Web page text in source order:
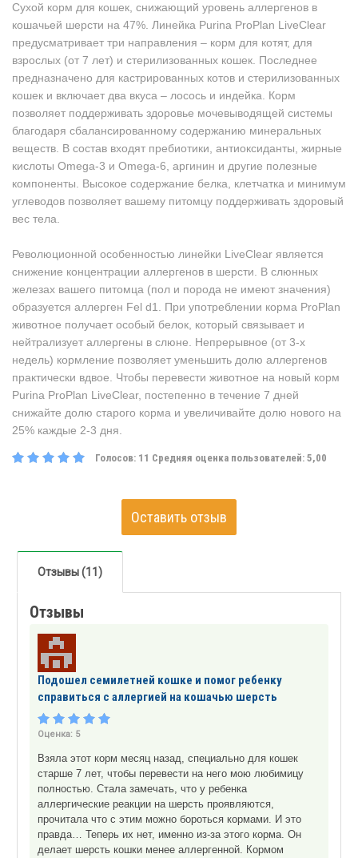
Сухой корм для кошек, снижающий уровень аллергенов в
кошачьей шерсти на 47%. Линейка Purina ProPlan LiveClear
предусматривает три направления – корм для котят, для
взрослых (от 7 лет) и стерилизованных кошек. Последнее
предназначено для кастрированных котов и стерилизованных
кошек и включает два вкуса – лосось и индейка. Корм
позволяет поддерживать здоровье мочевыводящей системы
благодаря сбалансированному содержанию минеральных
веществ. В состав входят пребиотики, антиоксиданты, жирные
кислоты Omega-3 и Omega-6, аргинин и другие полезные
компоненты. Высокое содержание белка, клетчатка и минимум
углеводов позволяет вашему питомцу поддерживать здоровый
вес тела.
Революционной особенностью линейки LiveClear является
снижение концентрации аллергенов в шерсти. В слюнных
железах вашего питомца (пол и порода не имеют значения)
образуется аллерген Fel d1. При употреблении корма ProPlan
животное получает особый белок, который связывает и
нейтрализует аллергены в слюне. Непрерывное (от 3-х
недель) кормление позволяет уменьшить долю аллергенов
практически вдвое. Чтобы перевести животное на новый корм
Purina ProPlan LiveClear, постепенно в течение 7 дней
снижайте долю старого корма и увеличивайте долю нового на
25% каждые 2-3 дня.
Голосов: 11 Средняя оценка пользователей: 5,00
Оставить отзыв
Отзывы (11)
Отзывы
Подошел семилетней кошке и помог ребенку
справиться с аллергией на кошачью шерсть
Оценка: 5
Взяла этот корм месяц назад, специально для кошек
старше 7 лет, чтобы перевести на него мою любимицу
полностью. Стала замечать, что у ребенка
аллергические реакции на шерсть проявляются,
прочитала что с этим можно бороться кормами. И это
правда… Теперь их нет, именно из-за этого корма. Он
делает шерсть кошки менее аллергенной. Кормом